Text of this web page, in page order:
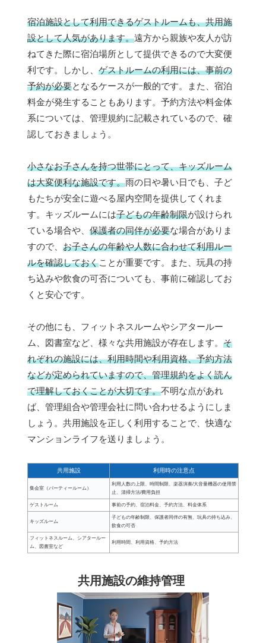
宿泊施設として利用できるゲストルームも、共用施
設として人気があります。遠方から親族や友人が訪
ねてきた際に宿泊場所として提供できるので大変便
利です。しかし、 ゲストルームの利用には、事前の
予約が必要となるケースが一般的です。また、宿泊
料金が発生することもあります。予約方法や料金体
系については、管理規約に記載されているので、確
認しておきましょう。
小さなお子さんを持つ世帯にとって、キッズルーム
は大変便利な施設です。雨の日や暑い日でも、子ど
もたちが安全に遊べる屋内空間を提供してくれま
す。キッズルームには子どもの年齢制限が設けられ
ている場合や、 保護者の同伴が必要な場合がありま
すので、 お子さんの年齢や人数に合わせて利用ルー
ルを確認しておくことが重要です。また、玩具の持
ち込みや飲食の可否についても、事前に確認してお
くと安心です。
その他にも、フィットネスルームやシアタールー
ム、図書室など、様々な共用施設が存在します。 そ
れぞれの施設には、利用時間や利用資格、予約方法
などが定められていますので、管理規約をよく読ん
で理解しておくことが大切です。不明な点があれ
ば、管理組合や管理会社に問い合わせるようにしま
しょう。共用施設を正しく利用することで、快適な
マンションライフを送りましょう。
共用施設 利用時の注意点
集会室（パーティールーム）
利用人数の上限、時間制限、楽器演奏/大音量機器の使用禁
止、清掃方法/費用負担
ゲストルーム 事前の予約、宿泊料金、予約方法、料金体系
キッズルーム
子どもの年齢制限、保護者同伴の有無、玩具の持ち込み、
飲食の可否
フィットネスルーム、シアタールー
ム、図書室など
利用時間、利用資格、予約方法
共用施設の維持管理